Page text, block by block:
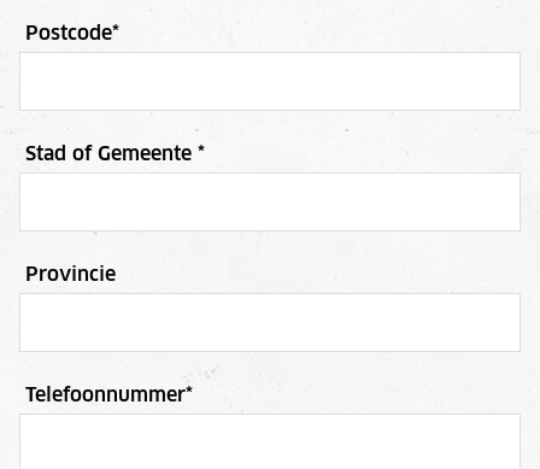
Postcode*
Stad of Gemeente *
Provincie
Telefoonnummer*